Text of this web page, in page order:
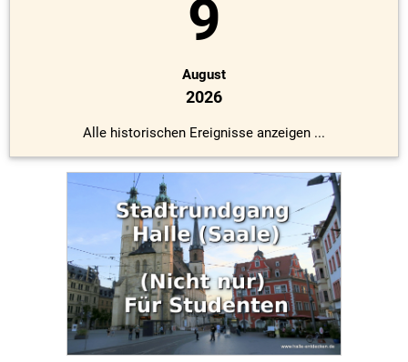
9
August
2026
Alle historischen Ereignisse anzeigen ...